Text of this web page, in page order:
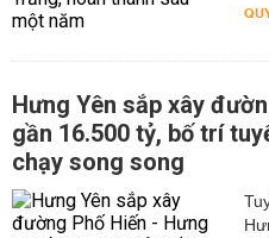
Hưng Yên sắp xây
gần 16.500 tỷ, bố trí
chạy song song